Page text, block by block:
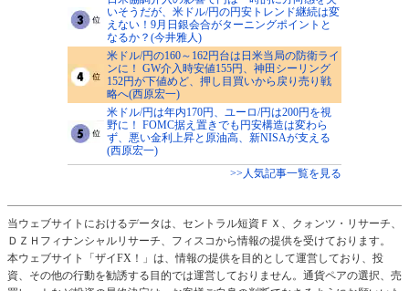
いそうだが、米ドル/円の円安トレンド継続は変
えない！9月日銀会合がターニングポイントと
なるか？(今井雅人)
米ドル/円の160～162円台は日米当局の防衛ライ
ンに！ GW介入時安値155円、神田シーリング
152円が下値めど、押し目買いから戻り売り戦
略へ(西原宏一)
米ドル/円は年内170円、ユーロ/円は200円を視
野に！ FOMC据え置きでも円安構造は変わら
ず、悪い金利上昇と原油高、新NISAが支える
(西原宏一)
>>人気記事一覧を見る
当ウェブサイトにおけるデータは、セントラル短資ＦＸ、クォンツ・リサーチ、
ＤＺＨフィナンシャルリサーチ、フィスコから情報の提供を受けております。
本ウェブサイト「ザイFX！」は、情報の提供を目的として運営しており、投
資、その他の行動を勧誘する目的では運営しておりません。通貨ペアの選択、売